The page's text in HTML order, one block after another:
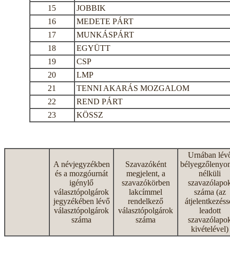
15
JOBBIK
16
MEDETE PÁRT
17
MUNKÁSPÁRT
18
EGYÜTT
19
CSP
20
LMP
21
TENNI AKARÁS MOZGALOM
22
REND PÁRT
23
KÖSSZ
A névjegyzékben
és a mozgóurnát
igénylő
választópolgárok
jegyzékében lévő
választópolgárok
száma
Szavazóként
megjelent, a
szavazókörben
lakcímmel
rendelkező
választópolgárok
száma
Urnában
nélküli
száma (az
leadott
kivételével)